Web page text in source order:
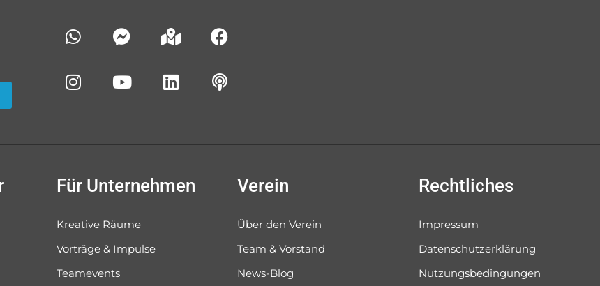
Für Unternehmen
Kreative Räume
Vorträge & Impulse
Teamevents
Verein
Über den Verein
Team & Vorstand
News-Blog
Rechtliches
Impressum
Datenschutzerklärung
Nutzungsbedingungen